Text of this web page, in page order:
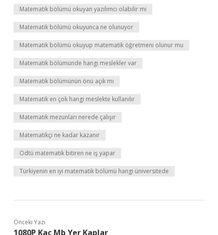
Matematik bölümü okuyan yazılımcı olabilir mi
Matematik bölümü okuyunca ne olunuyor
Matematik bölümü okuyup matematik öğretmeni olunur mu
Matematik bölümünde hangi meslekler var
Matematik bölümünün önü açık mı
Matematik en çok hangi meslekte kullanılır
Matematik mezunları nerede çalışır
Matematikçi ne kadar kazanır
Odtü matematik bitiren ne iş yapar
Türkiyenin en iyi matematik bölümü hangi üniversitede
Önceki Yazı
1080P Kaç Mb Yer Kaplar